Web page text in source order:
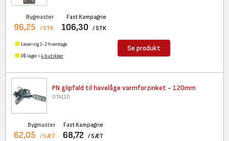
Bygmaster
96,25 / STK
Fast Kampagne
106,30 / STK
Levering 1-2 hverdage
På lager i 4 butikker
Se produkt
PN glipfald til havelåge varmforzinket - 120mm
074110
Bygmaster
62,05 / SÆT
Fast Kampagne
68,72 / SÆT